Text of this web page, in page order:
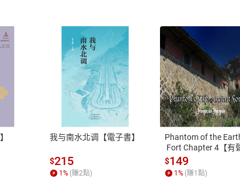
式
用卡、LINE PAY、AFTEE
退換貨規範
本店是否提供消費者保護法
之權利，遽消費者保護法及
除權合理例外情事適用準
質各有不同規定。詳細退
照各商品說明。
我与南水北调【電子書】
$215
1 % (賺2點)
Phantom of the
Fort Chapter 4【有
書】
$149
1 % (賺1 點)